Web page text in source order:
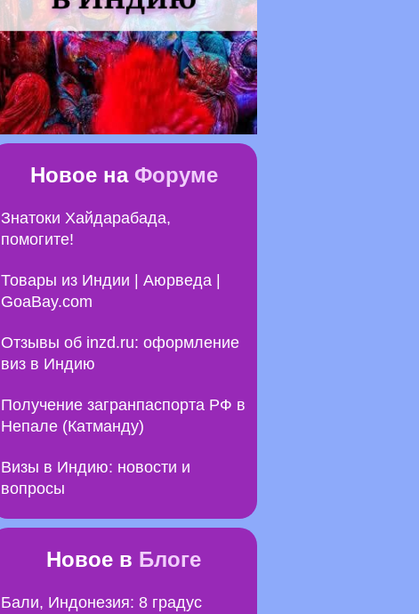
Новое на Форуме
Знатоки Хайдарабада,
помогите!
Товары из Индии | Аюрведа |
GoaBay.com
Отзывы об inzd.ru: оформление
виз в Индию
Получение загранпаспорта РФ в
Непале (Катманду)
Визы в Индию: новости и
вопросы
Новое в Блоге
Бали, Индонезия: 8 градус